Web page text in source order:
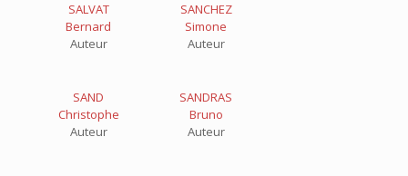
SALVAT
Bernard
Auteur
SANCHEZ
Simone
Auteur
SAND
Christophe
Auteur
SANDRAS
Bruno
Auteur